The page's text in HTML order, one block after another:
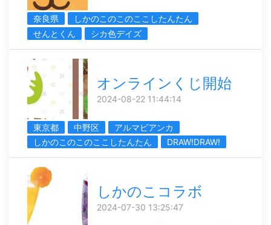
奈良県
しかのこのこのここしたんたん
せんとくん
シカ色デイズ
オンラインくじ開始
2024-08-22 11:44:14
東京都 中野区
アルマビアンカ
しかのこのこのここしたんたん
DRAW!DRAW!
しかのこコラボ
2024-07-30 13:25:47